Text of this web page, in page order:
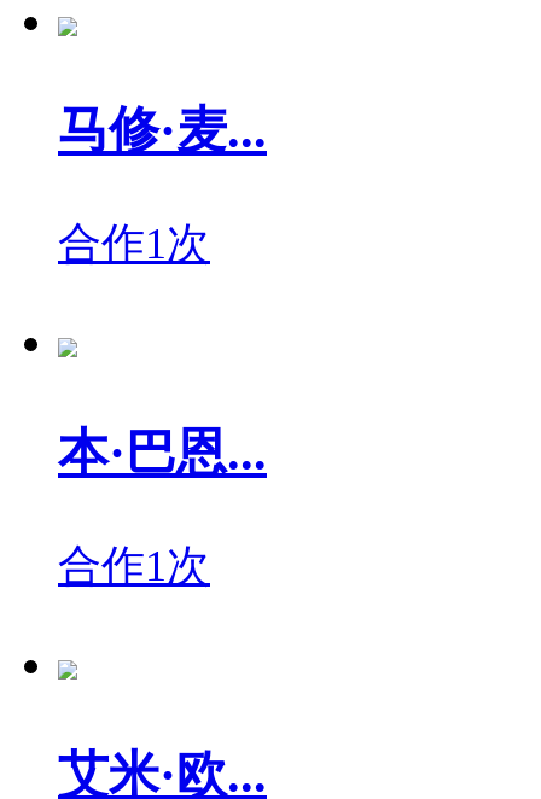
马修·麦...
合作1次
本·巴恩...
合作1次
艾米·欧...